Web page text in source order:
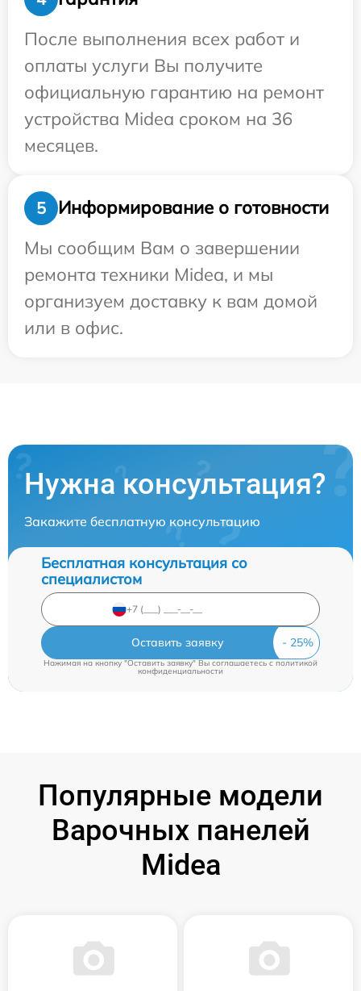
После выполнения всех работ и
оплаты услуги Вы получите
официальную гарантию на ремонт
устройства Midea сроком на 36
месяцев.
5
Информирование о готовности
Мы сообщим Вам о завершении
ремонта техники Midea, и мы
организуем доставку к вам домой
или в офис.
Нужна консультация?
Закажите бесплатную консультацию
Бесплатная консультация со
специалистом
Оставить заявку
Нажимая на кнопку "Оставить заявку" Вы соглашаетесь cполитикой
конфиденциальности
Популярные модели
Варочных панелей
Midea